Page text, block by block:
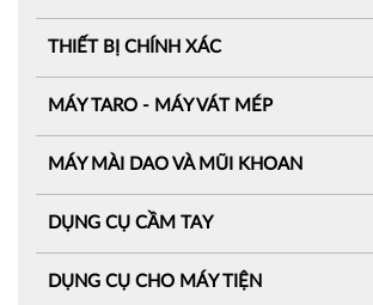
THIẾT BỊ CHÍNH XÁC
MÁY TARO - MÁY VÁT MÉP
MÁY MÀI DAO VÀ MŨI KHOAN
DỤNG CỤ CẦM TAY
DỤNG CỤ CHO MÁY TIỆN